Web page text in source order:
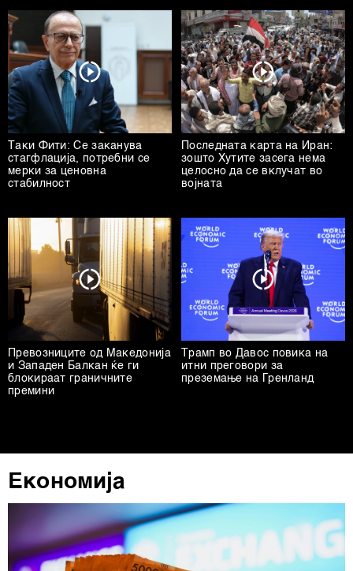
Таки Фити: Се заканува
стагфлација, потребни се
мерки за ценовна
стабилност
Последната карта на Иран:
зошто Хутите засега нема
целосно да се вклучат во
војната
Превозниците од Македонија
и Западен Балкан ќе ги
блокираат граничните
премини
Трамп во Давос повика на
итни преговори за
преземање на Гренланд
Економија